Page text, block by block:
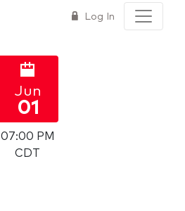
Log In
Jun
01
07:00 PM
CDT